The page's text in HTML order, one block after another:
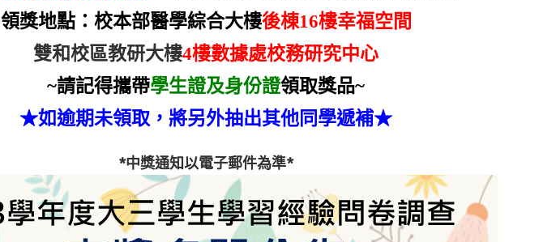
領獎地點：校本部醫學綜合大樓後棟16樓幸福空間
雙和校區教研大樓4樓數據處校務研究中心
~請記得攜帶學生證及身份證領取獎品~
★如逾期未領取，將另外抽出其他同學遞補★
*中獎通知以電子郵件為準*